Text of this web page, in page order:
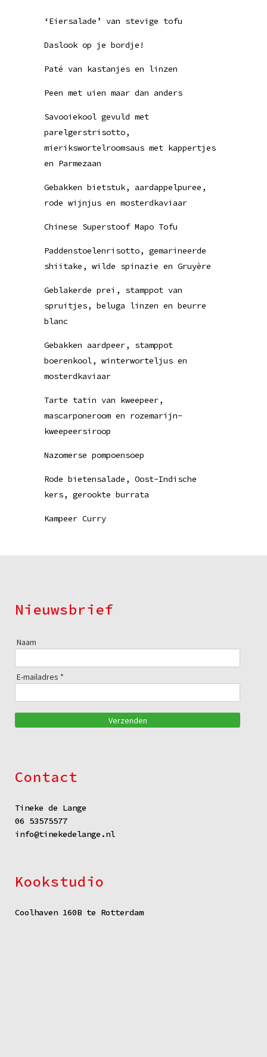
‘Eiersalade’ van stevige tofu
Daslook op je bordje!
Paté van kastanjes en linzen
Peen met uien maar dan anders
Savooiekool gevuld met
parelgerstrisotto,
mierikswortelroomsaus met kappertjes
en Parmezaan
Gebakken bietstuk, aardappelpuree,
rode wijnjus en mosterdkaviaar
Chinese Superstoof Mapo Tofu
Paddenstoelenrisotto, gemarineerde
shiitake, wilde spinazie en Gruyère
Geblakerde prei, stamppot van
spruitjes, beluga linzen en beurre
blanc
Gebakken aardpeer, stamppot
boerenkool, winterworteljus en
mosterdkaviaar
Tarte tatin van kweepeer,
mascarponeroom en rozemarijn-
kweepeersiroop
Nazomerse pompoensoep
Rode bietensalade, Oost-Indische
kers, gerookte burrata
Kampeer Curry
Nieuwsbrief
Naam
E-mailadres *
Verzenden
Contact
Tineke de Lange
06 53575577
info@tinekedelange.nl
Kookstudio
Coolhaven 160B te Rotterdam